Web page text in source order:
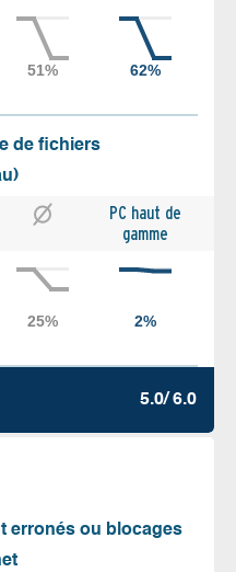
de fichiers
PC haut de
gamme
5.0/ 6.0
erronés ou blocages